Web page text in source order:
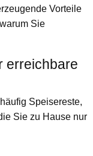
Vorteile
Sie
erreichbare
Speisereste,
Sie zu Hause nur